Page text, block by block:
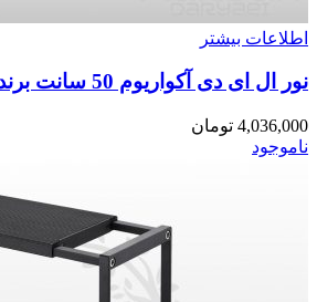
اطلاعات بیشتر
نور ال ای دی آکواریوم 50 سانت برند آکواسان
4,036,000 تومان
ناموجود